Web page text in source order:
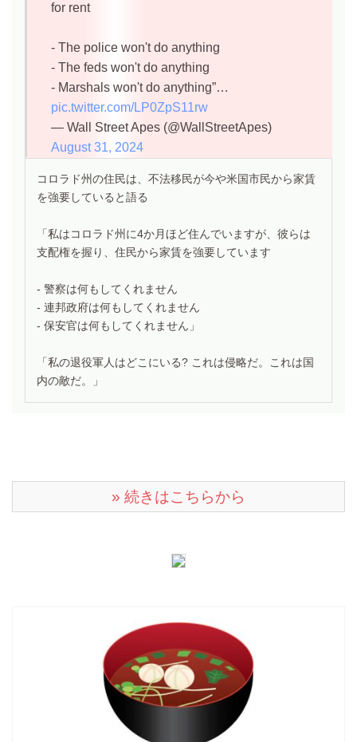
for rent
- The police won't do anything
- The feds won't do anything
- Marshals won't do anything”…
pic.twitter.com/LP0ZpS11rw
— Wall Street Apes (@WallStreetApes)
August 31, 2024
コロラド州の住民は、不法移民が今や米国市民から家賃
を強要していると語る
「私はコロラド州に4か月ほど住んでいますが、彼らは
支配権を握り、住民から家賃を強要しています
- 警察は何もしてくれません
- 連邦政府は何もしてくれません
- 保安官は何もしてくれません」
「私の退役軍人はどこにいる? これは侵略だ。これは国
内の敵だ。」
» 続きはこちらから